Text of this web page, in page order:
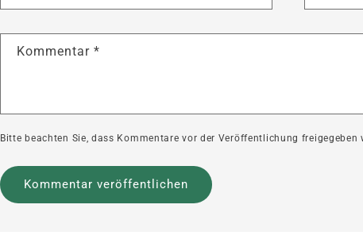
Kommentar *
Bitte beachten Sie, dass Kommentare vor der Veröffentlichung freigegeben